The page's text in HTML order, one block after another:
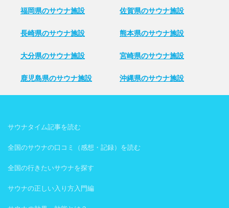
福岡県のサウナ施設 佐賀県のサウナ施設
長崎県のサウナ施設 熊本県のサウナ施設
大分県のサウナ施設 宮崎県のサウナ施設
鹿児島県のサウナ施設 沖縄県のサウナ施設
サウナタイム記事を読む
全国のサウナの口コミ（感想・記録）を読む
全国の行きたいサウナを探す
サウナの正しい入り方入門編